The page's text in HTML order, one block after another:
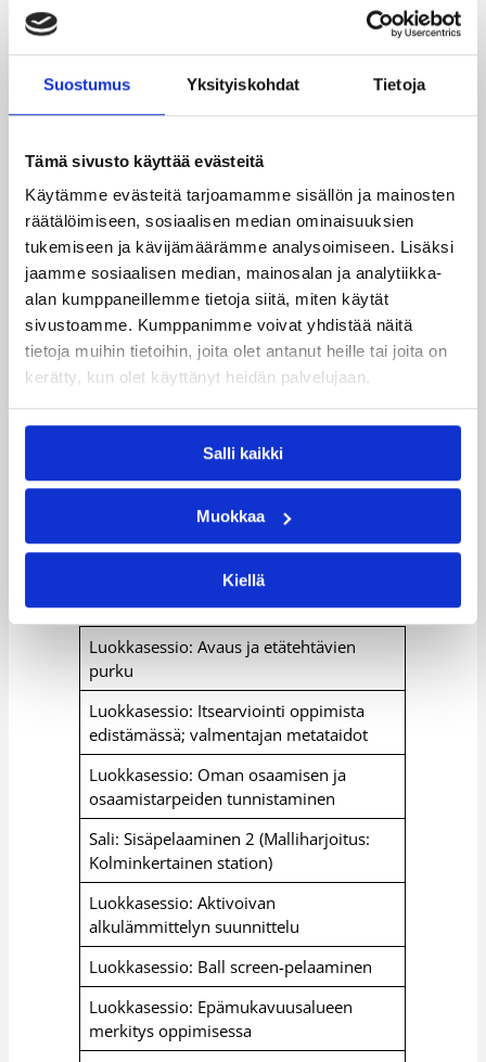
Suostumus Yksityiskohdat Tietoja
Tämä sivusto käyttää evästeitä
Käytämme evästeitä tarjoamamme sisällön ja mainosten
räätälöimiseen, sosiaalisen median ominaisuuksien
tukemiseen ja kävijämäärämme analysoimiseen. Lisäksi
jaamme sosiaalisen median, mainosalan ja analytiikka-
alan kumppaneillemme tietoja siitä, miten käytät
sivustoamme. Kumppanimme voivat yhdistää näitä
tietoja muihin tietoihin, joita olet antanut heille tai joita on
kerätty, kun olet käyttänyt heidän palvelujaan.
Salli kaikki
Muokkaa
Kiellä
Luokkasessio: Liike ja toistot; ryhmittely
Luokkasessio: Stationin suunnittelu;
toivottu harjoitusvaikutus ja
Luokkasessio: Opetus- ja
ohjaamisosaaminen 2;
oppimisympäristöt
Sali: Penetration-pelaaminen 2
(Malliharjoitus: Kaksinkertainen station)
Luokkasessio: Apuvalmentajan toiminta
ottelussa
Jakson yhteenveto + päätös
Koripallovalmentajan perusopinnot 1.3
Luokkasessio: Avaus ja etätehtävien
purku
Luokkasessio: Itsearviointi oppimista
edistämässä; valmentajan metataidot
Luokkasessio: Oman osaamisen ja
osaamistarpeiden tunnistaminen
Sali: Sisäpelaaminen 2 (Malliharjoitus:
Kolminkertainen station)
Luokkasessio: Aktivoivan
alkulämmittelyn suunnittelu
Luokkasessio: Ball screen-pelaaminen
Luokkasessio: Epämukavuusalueen
merkitys oppimisessa